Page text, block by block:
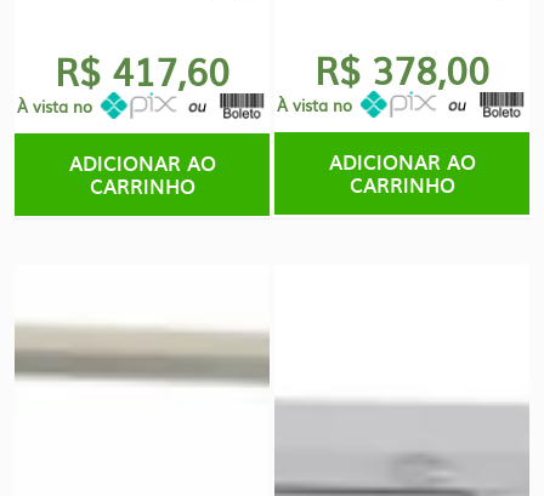
R$527,00.
R$464,00.
R$ 417,60
À vista no
ADICIONAR AO
CARRINHO
R$ 378,00
À vista no
ADICIONAR AO
CARRINHO